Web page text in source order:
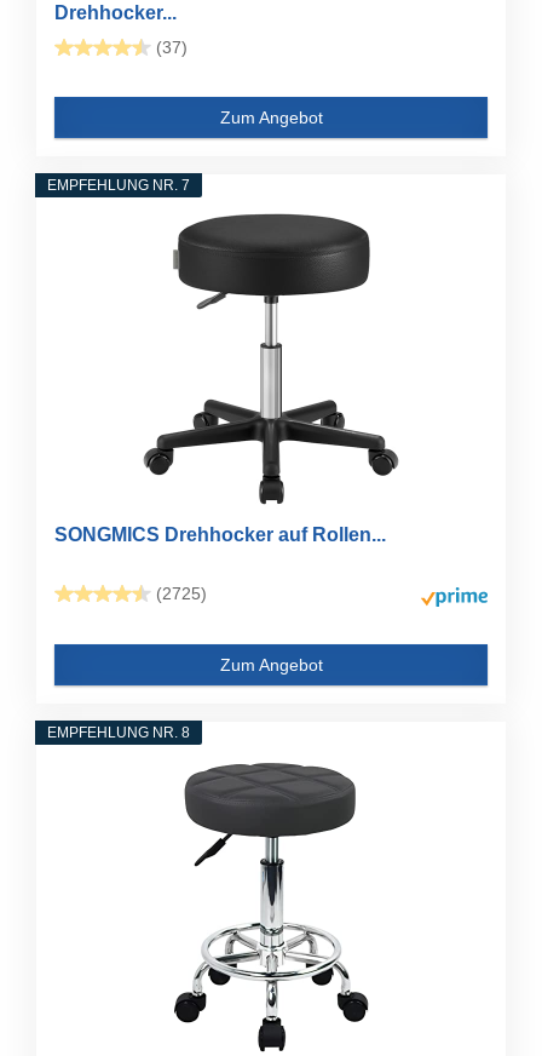
Drehhocker...
(37)
Zum Angebot
EMPFEHLUNG NR. 7
SONGMICS Drehhocker auf Rollen...
(2725)
Zum Angebot
EMPFEHLUNG NR. 8